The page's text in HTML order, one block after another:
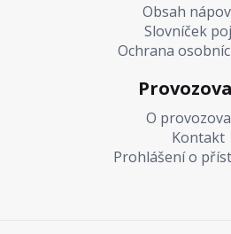
Obsah
Slovníček
Ochrana
O
Kontakt
Prohlášení o